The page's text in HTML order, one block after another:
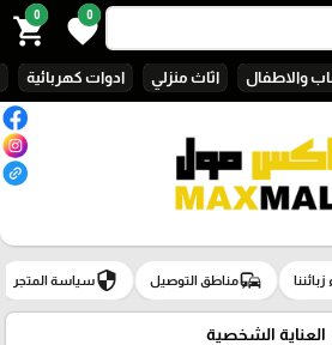
0
favorite
0
shopping_cart
والاطفال اثاث منزلي ادوات كهربائية
زبائننا commuteمناطق التوصيل securityسياسة المتجر
العناية الشخصية